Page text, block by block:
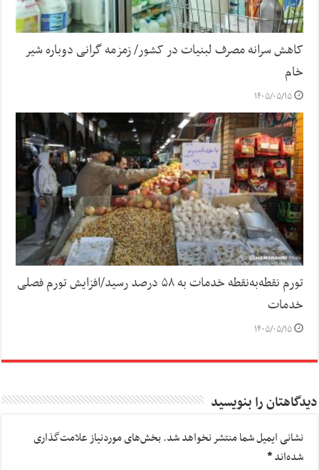
کاهش سرانه مصرف لبنیات در کشور/ زمزمه گرانی دوباره شیر
خام
۱۴۰۵/۰۵/۱۵
تورم نقطه‌به‌نقطه خدمات به ۵۸ درصد رسید/افزایش تورم فصلی
خدمات
۱۴۰۵/۰۵/۱۵
دیدگاهتان را بنویسید
نشانی ایمیل شما منتشر نخواهد شد.بخش‌های موردنیاز علامت‌گذاری
شده‌اند*